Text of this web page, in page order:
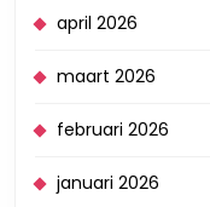
april 2026
maart 2026
februari 2026
januari 2026